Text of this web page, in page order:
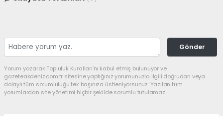
Gönder
Yorum yazarak Topluluk Kuralları’nı kabul etmiş bulunuyor ve
gazeteakdeniz.com.tr sitesine yaptığınız yorumunuzla ilgili doğrudan veya
dolaylı tüm sorumluluğu tek başınıza üstleniyorsunuz. Yazılan tüm
yorumlardan site yönetimi hiçbir şekilde sorumlu tutulamaz.